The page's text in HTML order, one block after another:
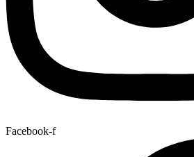
Facebook-f